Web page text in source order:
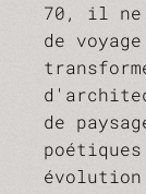
70, il ne
de
de